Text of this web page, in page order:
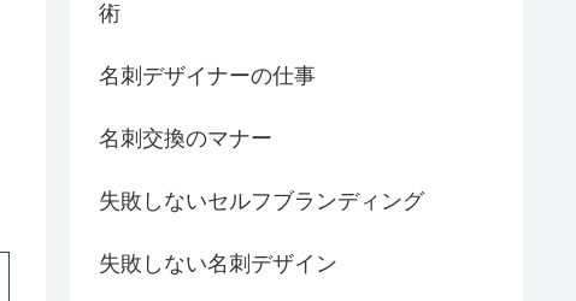
術
名刺デザイナーの仕事
名刺交換のマナー
失敗しないセルフブランディング
失敗しない名刺デザイン